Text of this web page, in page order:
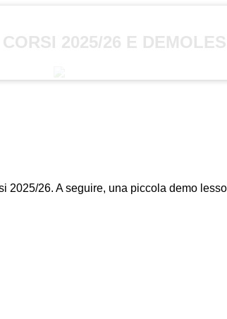
2025/26 E
26. A seguire, una piccola demo